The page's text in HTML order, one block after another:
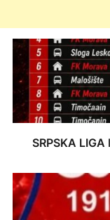
SRPSKA